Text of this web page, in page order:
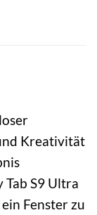
Kreativität
Tab S9 Ultra
Fenster zu